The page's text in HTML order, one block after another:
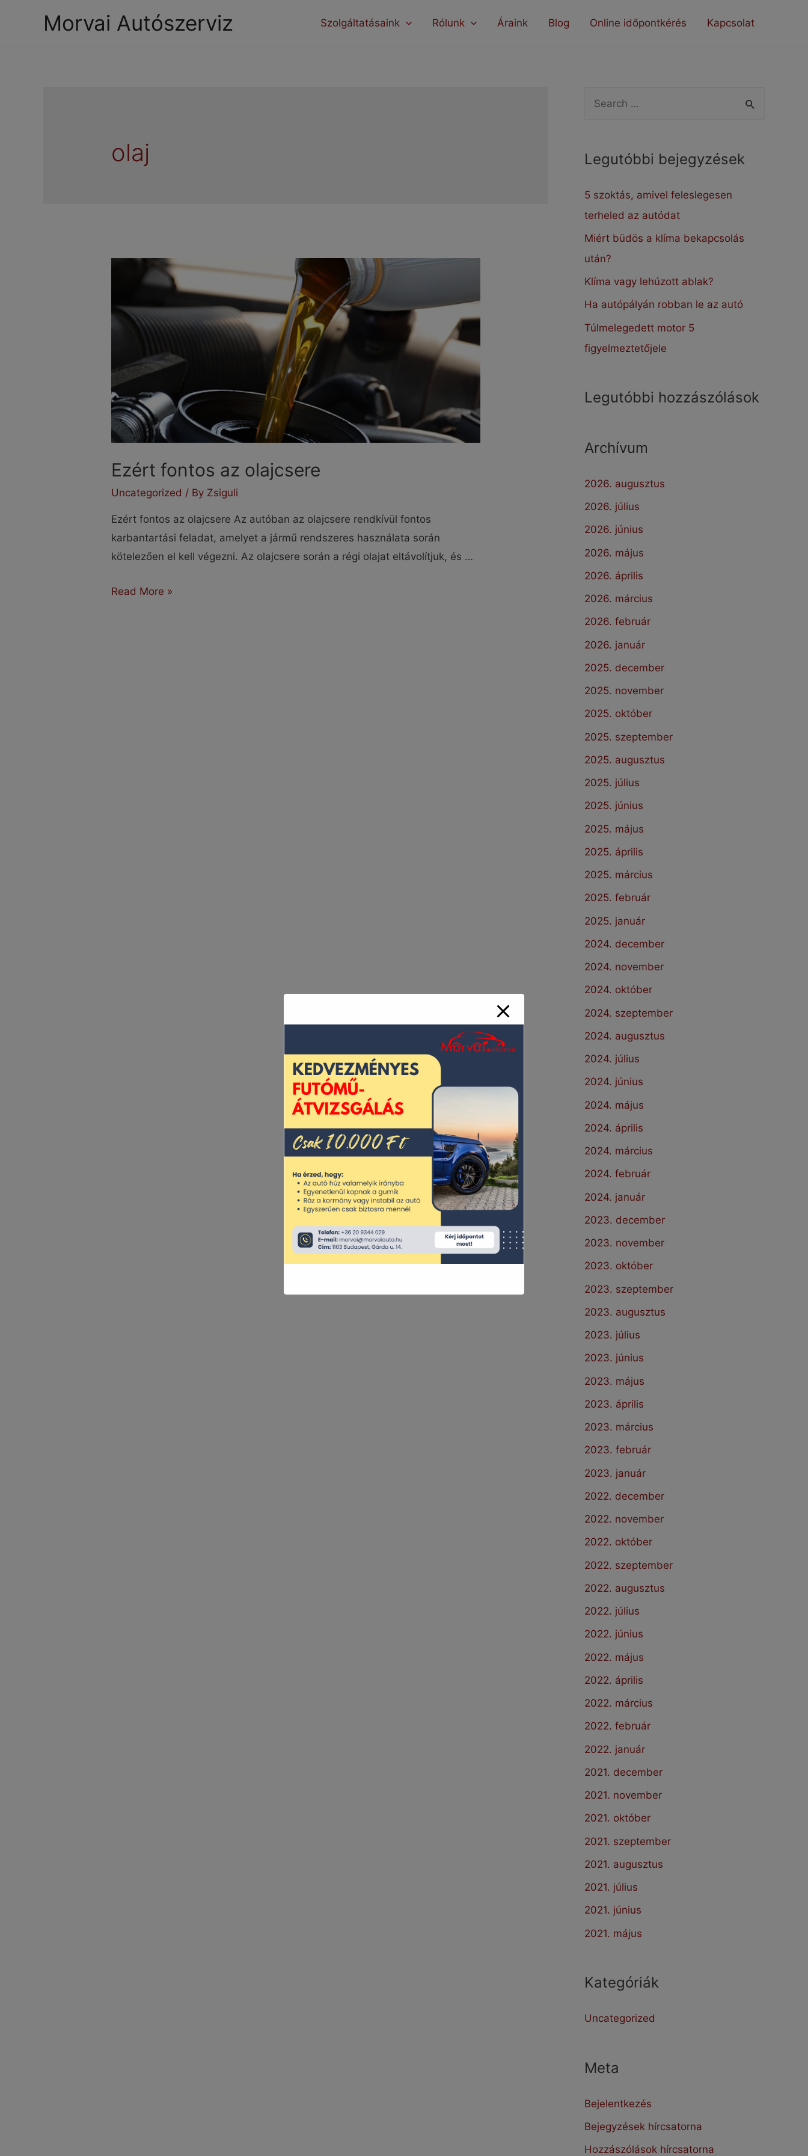
Morvai Autószerviz Szolgáltatásaink Rólunk Áraink Blog Online időpontkérés Kapcsolat
olaj
Ezért fontos az olajcsere
Uncategorized / By Zsiguli
Ezért fontos az olajcsere Az autóban az olajcsere rendkívül fontos
karbantartási feladat, amelyet a jármű rendszeres használata során
kötelezően el kell végezni. Az olajcsere során a régi olajat eltávolítjuk, és …
Ezért
Read More »
h
f
o
r
:
Legutóbbi bejegyzések
5 szoktás, amivel feleslegesen
terheled az autódat
Miért büdös a klíma bekapcsolás
után?
Klíma vagy lehúzott ablak?
Ha autópályán robban le az autó
Túlmelegedett motor 5
figyelmeztetőjele
Legutóbbi hozzászólások
Archívum
2026. augusztus
2026. július
2026. június
2026. május
2026. április
2026. március
2026. február
2026. január
2025. december
2025. november
2025. október
2025. szeptember
2025. augusztus
2025. július
2025. június
2025. május
2025. április
2025. március
2025. február
2025. január
2024. december
2024. november
2024. október
2024. szeptember
2024. augusztus
2024. július
2024. június
2024. május
2024. április
2024. március
2024. február
2024. január
2023. december
2023. november
2023. október
2023. szeptember
2023. augusztus
2023. július
2023. június
2023. május
2023. április
2023. március
2023. február
2023. január
2022. december
2022. november
2022. október
2022. szeptember
2022. augusztus
2022. július
2022. június
2022. május
2022. április
2022. március
2022. február
2022. január
2021. december
2021. november
2021. október
2021. szeptember
2021. augusztus
2021. július
2021. június
2021. május
Kategóriák
Uncategorized
Meta
Bejelentkezés
Bejegyzések hírcsatorna
Hozzászólások hírcsatorna